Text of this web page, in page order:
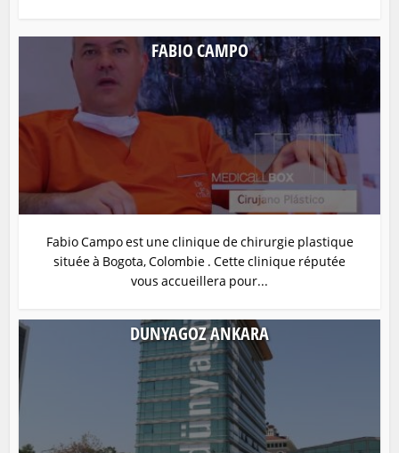
FABIO CAMPO
Fabio Campo est une clinique de chirurgie plastique
située à Bogota, Colombie . Cette clinique réputée
vous accueillera pour...
DUNYAGOZ ANKARA